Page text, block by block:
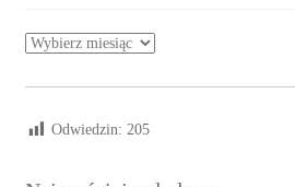
Archiwa
Odwiedzin: 205